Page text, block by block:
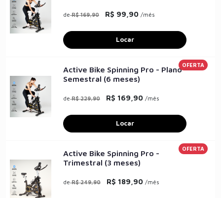
deR$ 169,90 R$ 99,90 /mês
Locar
OFERTA
Active Bike Spinning Pro - Plano
Semestral (6 meses)
deR$ 229,90 R$ 169,90 /mês
Locar
OFERTA
Active Bike Spinning Pro -
Trimestral (3 meses)
deR$ 249,90 R$ 189,90 /mês